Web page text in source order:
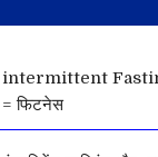
intermittent Fasting
= फिटनेस